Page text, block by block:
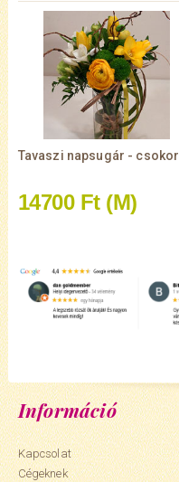
Tavaszi napsugár - csokor
14700 Ft (M)
Információ
Kapcsolat
Cégeknek